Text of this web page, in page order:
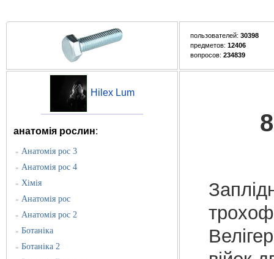
пользователей: 30398
предметов: 12406
вопросов: 234839
Hilex Lum
анатомія рослин:
» Анатомія рос 3
» Анатомія рос 4
» Хімія
» Анатомія рос
» Анатомія рос 2
» Ботаніка
» Ботаніка 2